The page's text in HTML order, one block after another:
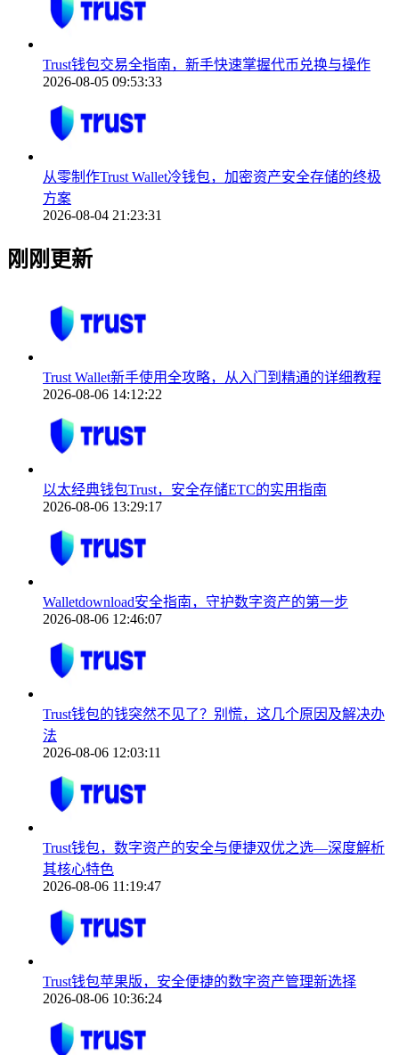
Trust钱包交易全指南，新手快速掌握代币兑换与操作
2026-08-05 09:53:33
从零制作Trust Wallet冷钱包，加密资产安全存储的终极
方案
2026-08-04 21:23:31
刚刚更新
Trust Wallet新手使用全攻略，从入门到精通的详细教程
2026-08-06 14:12:22
以太经典钱包Trust，安全存储ETC的实用指南
2026-08-06 13:29:17
Walletdownload安全指南，守护数字资产的第一步
2026-08-06 12:46:07
Trust钱包的钱突然不见了？别慌，这几个原因及解决办
法
2026-08-06 12:03:11
Trust钱包，数字资产的安全与便捷双优之选—深度解析
其核心特色
2026-08-06 11:19:47
Trust钱包苹果版，安全便捷的数字资产管理新选择
2026-08-06 10:36:24